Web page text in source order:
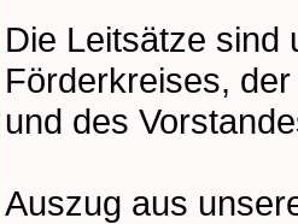
Die Leitsätze sind
Förderkreises,
und des
Auszug aus